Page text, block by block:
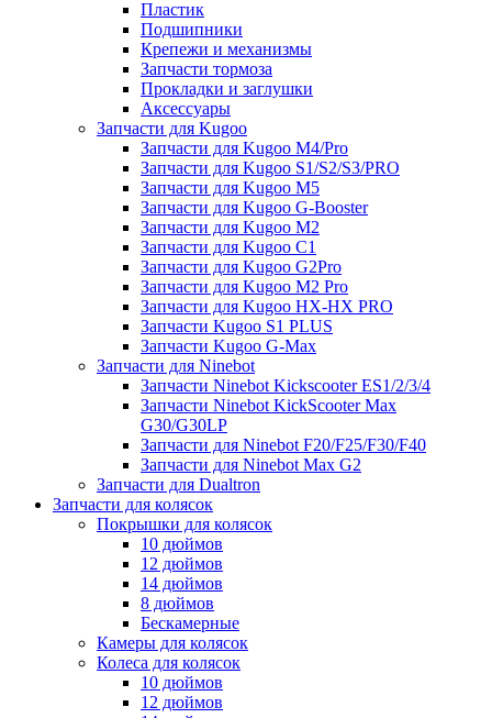
Пластик
Подшипники
Крепежи и механизмы
Запчасти тормоза
Прокладки и заглушки
Аксессуары
Запчасти для Kugoo
Запчасти для Kugoo M4/Pro
Запчасти для Kugoo S1/S2/S3/PRO
Запчасти для Kugoo M5
Запчасти для Kugoo G-Booster
Запчасти для Kugoo M2
Запчасти для Kugoo C1
Запчасти для Kugoo G2Pro
Запчасти для Kugoo M2 Pro
Запчасти для Kugoo HX-HX PRO
Запчасти Kugoo S1 PLUS
Запчасти Kugoo G-Max
Запчасти для Ninebot
Запчасти Ninebot Kickscooter ES1/2/3/4
Запчасти Ninebot KickScooter Max
G30/G30LP
Запчасти для Ninebot F20/F25/F30/F40
Запчасти для Ninebot Max G2
Запчасти для Dualtron
Запчасти для колясок
Покрышки для колясок
10 дюймов
12 дюймов
14 дюймов
8 дюймов
Бескамерные
Камеры для колясок
Колеса для колясок
10 дюймов
12 дюймов